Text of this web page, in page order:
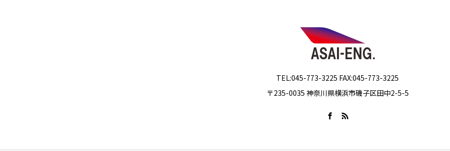
TEL:045-773-3225 FAX:045-773-3225
〒235-0035 神奈川県横浜市磯子区田中2-5-5